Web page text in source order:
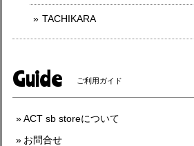
TACHIKARA
Guide ご利用ガイド
ACT sb storeについて
お問合せ